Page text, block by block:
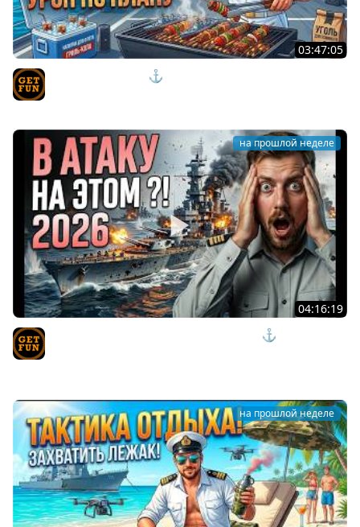
03:47:05
КОРАБЛИ ПО ФАНУ ⚓ мир кораблей
на прошлой неделе
04:16:19
СКРЫТЫЕ ИМБЫ ИЛИ ИЗДЕВАТЕЛЬСТВО? ⚓ мир
на прошлой неделе